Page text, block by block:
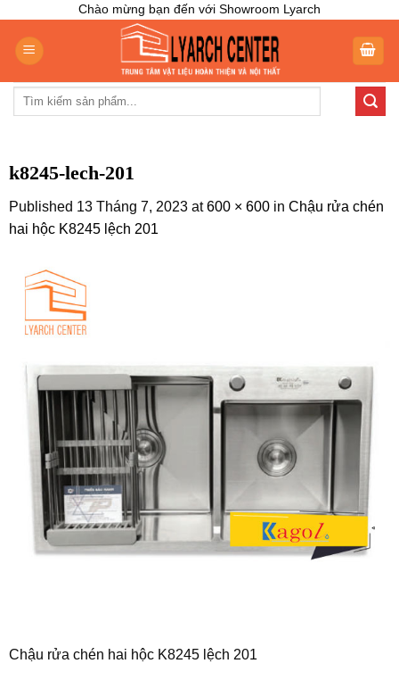
content
Chào mừng bạn đến với Showroom Lyarch
Tìm
k8245-lech-201
Published 13 Tháng 7, 2023 at600 × 600 in Chậu rửa chén
hai hộc K8245 lệch 201
Chậu rửa chén hai hộc K8245 lệch 201